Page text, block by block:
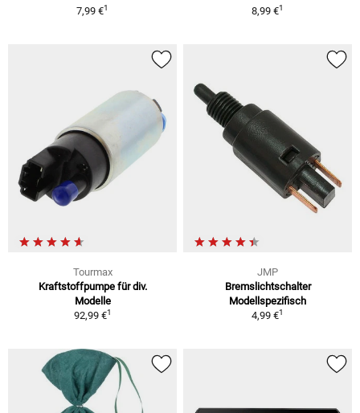
7,99 €1
8,99 €1
Tourmax
Kraftstoffpumpe für div.
Modelle
92,99 €1
JMP
Bremslichtschalter
Modellspezifisch
4,99 €1